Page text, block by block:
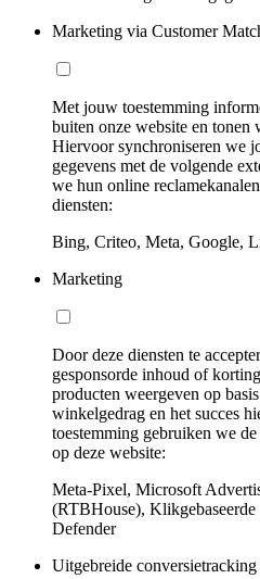
Marketing via Customer
Met jouw toestemming
buiten onze website en tonen
Hiervoor synchroniseren we
gegevens met de volgende
we hun online
diensten:
Bing, Criteo, Meta, Google,
Marketing
Door deze diensten te
gesponsorde inhoud of
producten weergeven op
winkelgedrag en het succes
toestemming gebruiken we
op deze website:
Meta-Pixel, Microsoft
(RTBHouse),
Defender
Uitgebreide conversietracking